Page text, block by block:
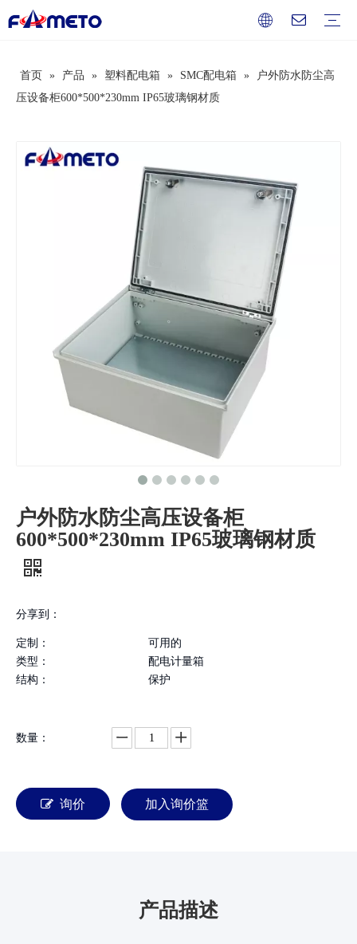
首页 » 产品 » 塑料配电箱 » SMC配电箱 »
户外防水防尘高
压设备柜600*500*230mm IP65玻璃钢材质
户外防水防尘高压设备柜
600*500*230mm IP65玻璃钢材质
分享到：
定制：
可用的
类型：
配电计量箱
结构：
保护
数量：
询价 加入询价篮
产品描述